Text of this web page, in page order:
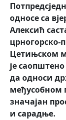
односе са
Алексић
црногорско-
Цетињском
је
да односи
међусобном
значајан
и сарадње.